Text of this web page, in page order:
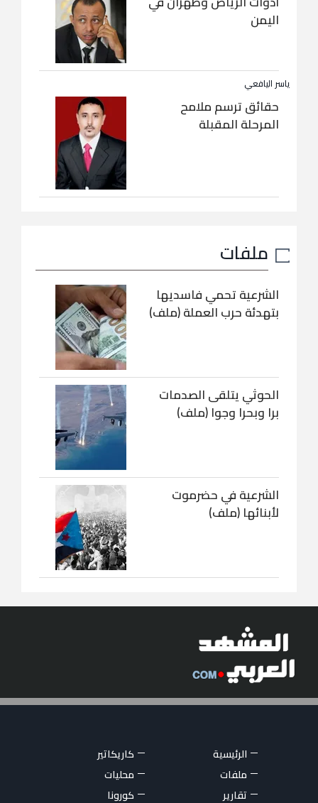
اليمن
ياسر اليافعي
حقائق ترسم ملامح
المرحلة المقبلة
ملفات
الشرعية تحمي فاسديها
بتهدئة حرب العملة (ملف)
الحوثي يتلقى الصدمات
برا وبحرا وجوا (ملف)
الشرعية في حضرموت
لأبنائها (ملف)
الرئيسية
كاريكاتير
ملفات
محليات
تقارير
كورونا